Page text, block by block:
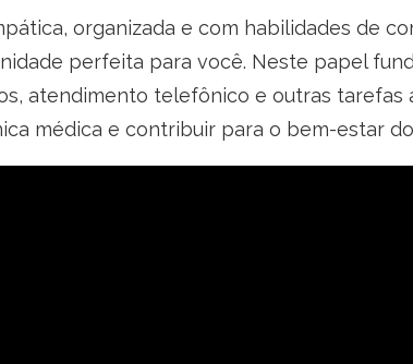
organizada e com habilidades de
perfeita para você. Neste papel
atendimento telefônico e outras
médica e contribuir para o bem-estar